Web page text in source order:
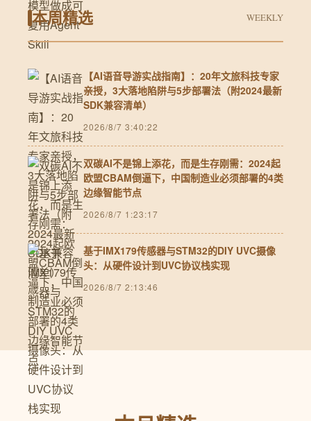
本周精选 WEEKLY
【AI语音导游实战指南】：20年文旅科技专家
亲授，3大落地陷阱与5步部署法（附2024最新
SDK兼容清单）
2026/8/7 3:40:22
双碳AI不是锦上添花，而是生存刚需：2024起
欧盟CBAM倒逼下，中国制造业必须部署的4类
边缘智能节点
2026/8/7 1:23:17
基于IMX179传感器与STM32的DIY UVC摄像
头：从硬件设计到UVC协议栈实现
2026/8/7 2:13:46